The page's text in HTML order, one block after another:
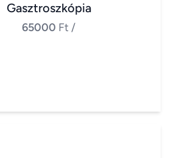
Gasztroszkópia
65000 Ft /